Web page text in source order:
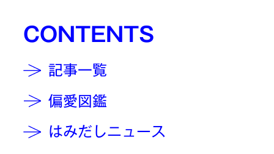
CONTENTS
記事一覧
偏愛図鑑
はみだしニュース